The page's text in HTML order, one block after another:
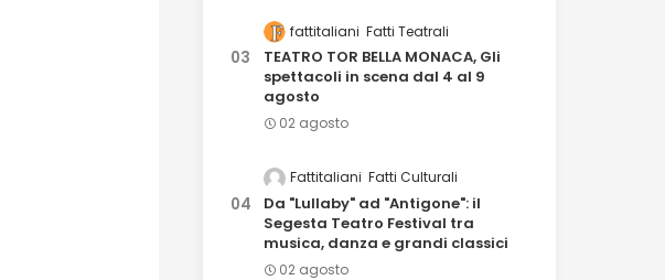
fattitaliani Fatti Teatrali
TEATRO TOR BELLA MONACA, Gli
spettacoli in scena dal 4 al 9
agosto
02 agosto
Fattitaliani Fatti Culturali
Da "Lullaby" ad "Antigone": il
Segesta Teatro Festival tra
musica, danza e grandi classici
02 agosto